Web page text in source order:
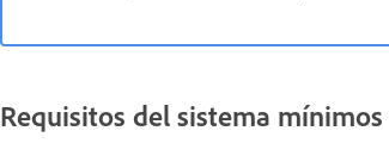
Requisitos del sistema